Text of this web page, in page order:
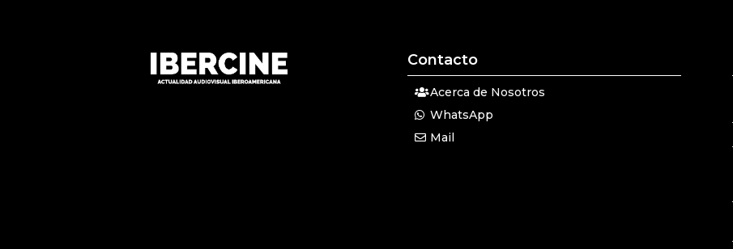
Contacto
Acerca de Nosotros
WhatsApp
Mail